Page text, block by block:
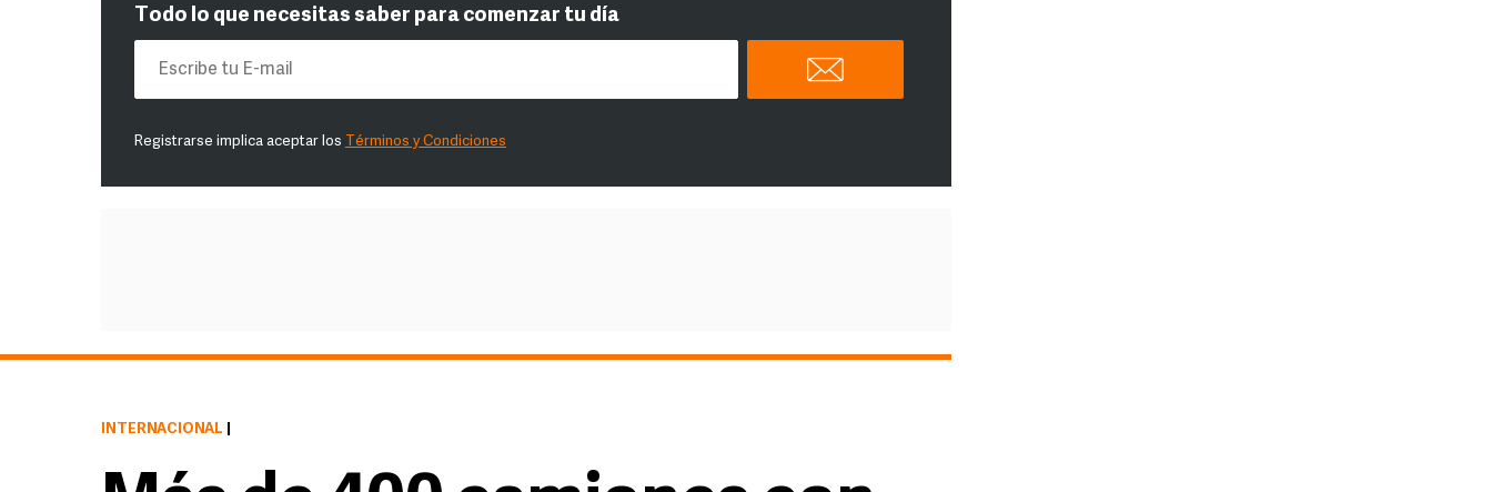
Todo lo que necesitas saber para comenzar tu día
Registrarse implica aceptar los Términos y Condiciones
INTERNACIONAL